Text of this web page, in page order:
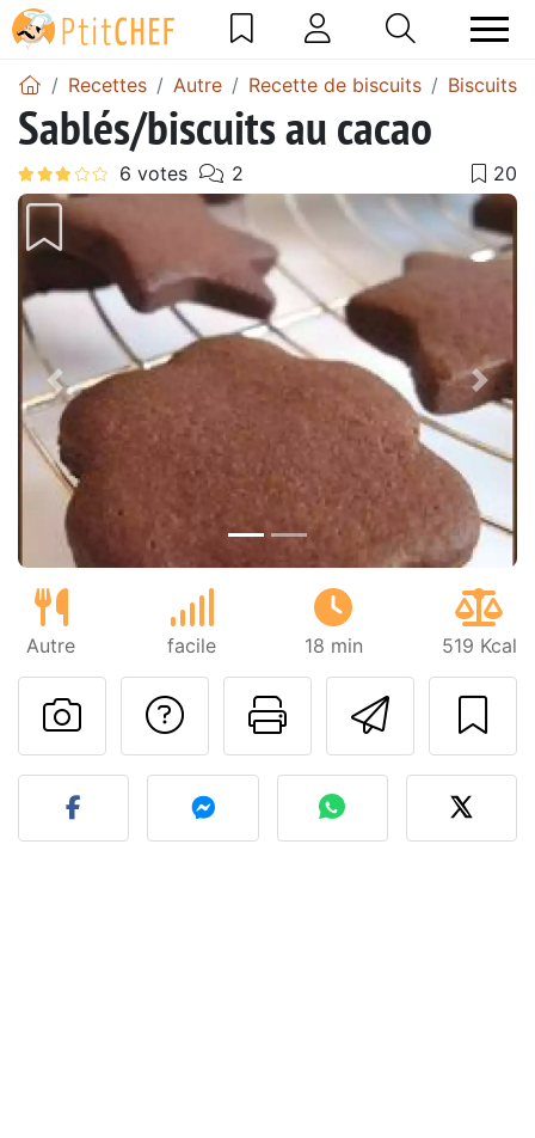
Recettes Autre Recette de biscuits Biscuits
Sablés/biscuits au cacao
Précédent
Autre facile 18 min 519 Kcal
Imprimer
Poser une
Publier votre photo de